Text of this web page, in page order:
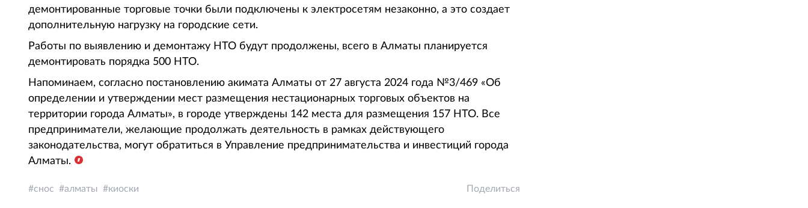
демонтированные торговые точки были подключены к электросетям незаконно, а это создает
дополнительную нагрузку на городские сети.
Работы по выявлению и демонтажу НТО будут продолжены, всего в Алматы планируется
демонтировать порядка 500 НТО.
Напоминаем, согласно постановлению акимата Алматы от 27 августа 2024 года №3/469 «Об
определении и утверждении мест размещения нестационарных торговых объектов на
территории города Алматы», в городе утверждены 142 места для размещения 157 НТО. Все
предприниматели, желающие продолжать деятельность в рамках действующего
законодательства, могут обратиться в Управление предпринимательства и инвестиций города
Алматы.
снос алматы киоски Поделиться